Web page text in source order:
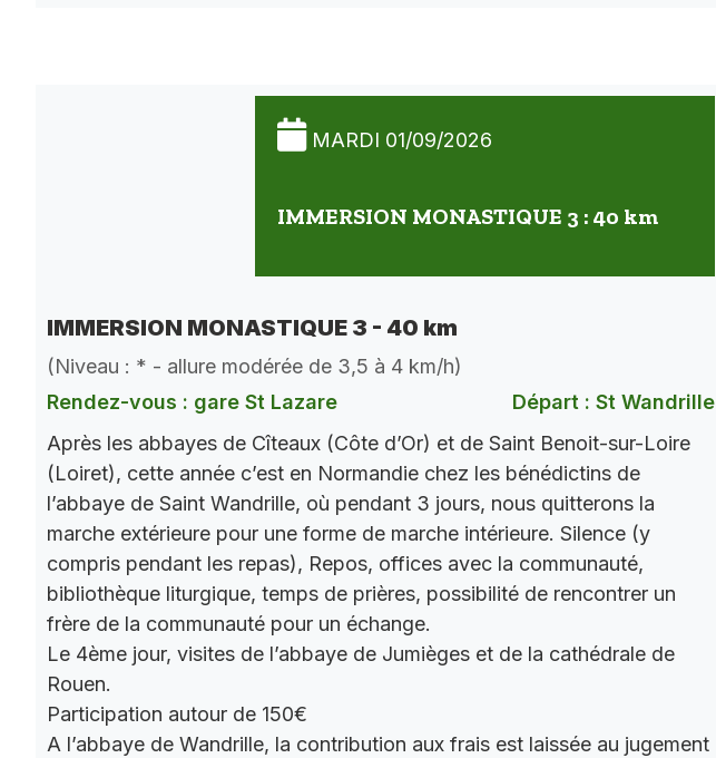
MARDI 01/09/2026
IMMERSION MONASTIQUE 3 : 40 km
IMMERSION MONASTIQUE 3 - 40 km
(Niveau : * - allure modérée de 3,5 à 4 km/h)
Rendez-vous : gare St Lazare
Départ : St Wandrille
Après les abbayes de Cîteaux (Côte d’Or) et de Saint Benoit-sur-Loire
(Loiret), cette année c’est en Normandie chez les bénédictins de
l’abbaye de Saint Wandrille, où pendant 3 jours, nous quitterons la
marche extérieure pour une forme de marche intérieure. Silence (y
compris pendant les repas), Repos, offices avec la communauté,
bibliothèque liturgique, temps de prières, possibilité de rencontrer un
frère de la communauté pour un échange.
Le 4ème jour, visites de l’abbaye de Jumièges et de la cathédrale de
Rouen.
Participation autour de 150€
A l’abbaye de Wandrille, la contribution aux frais est laissée au jugement